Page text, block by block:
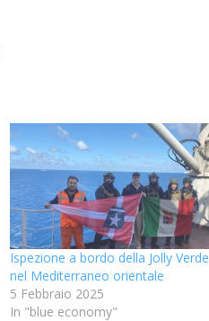
Ispezione a bordo della Jolly Verde
nel Mediterraneo orientale
5 Febbraio 2025
In "blue economy"